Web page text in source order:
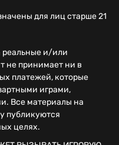
для лиц старше 21
реальные и/или
не принимает ни в
платежей, которые
играми,
Все материалы на
публикуются
целях.